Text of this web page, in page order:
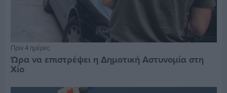
Πριν 4 ημέρες
Ώρα να επιστρέψει η Δημοτική Αστυνομία στη
Χίο